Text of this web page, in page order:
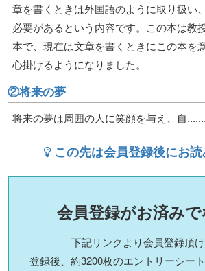
章を書くときは外国語のように取り扱い
必要があるという内容です。この本は教
本で、現在は文章を書くときにこの本を
心掛けるようになりました。
②将来の夢
将来の夢は周囲の人に笑顔を与え、自
この先は会員登録後にお
会員登録がお済み
下記リンクより会員登録頂け
登録後、約3200枚のエントリーシー